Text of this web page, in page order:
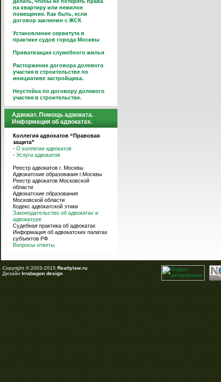
на квартиру или нежилое
помещение. Как быть, если
договор заключен с ЖСК
Установление сервитута в
практике судов города Москвы
Приватизация служебного жилья
Расторжение договора долевого
участия в строительстве по
инициативе застройщика.
Неустойка по договору долевого
участия в строительстве.
Адвокат. Помощь адвоката.
Информация об адвокатах.
Коллегия адвокатов “Правовая
защита”
- О коллегии адвокатов
- Услуги адвокатов
Реестр адвокатов г. Москвы
Адвокатские образования г.Москвы
Реестр адвокатов Московской
области
Адвокатские образования
Московской области
Кодекс адвокатской этики
Законодательство об адвокатах и
адвокатуре
Судебная практика об адвокатах
Информация об адвокатских палатах
субъектов РФ
Вопросы-ответы
Copyright © 2003-2015 Realtylaw.ru
Дизайн Irrabagon design